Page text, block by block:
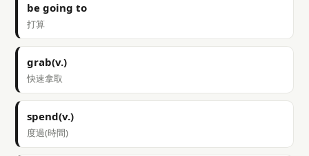
be going to
打算
grab(v.)
快速拿取
spend(v.)
度過(時間)